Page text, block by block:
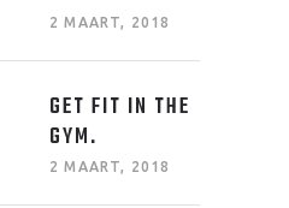
2 MAART, 2018
GET FIT IN THE
GYM.
2 MAART, 2018